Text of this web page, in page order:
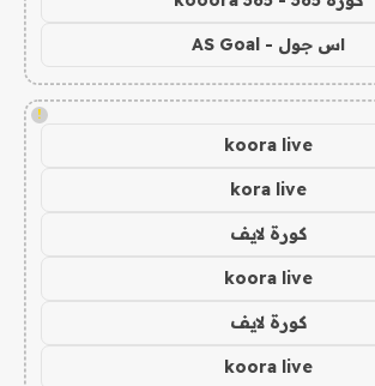
اس جول - AS Goal
!
koora live
kora live
كورة لايف
koora live
كورة لايف
koora live